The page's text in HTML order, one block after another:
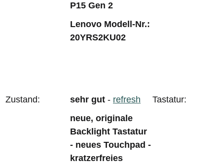
P15 Gen 2
Lenovo Modell-Nr.:
20YRS2KU02
Zustand: sehr gut - refresh
neue, originale
Backlight Tastatur
- neues Touchpad -
kratzerfreies
Tastatur: